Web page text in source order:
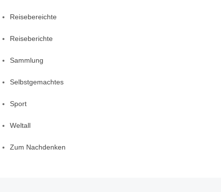
Reisebereichte
Reiseberichte
Sammlung
Selbstgemachtes
Sport
Weltall
Zum Nachdenken